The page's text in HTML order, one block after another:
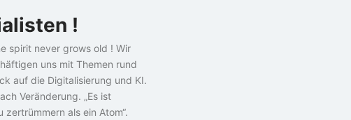
!
spirit never grows old ! Wir
uns mit Themen rund
auf die Digitalisierung und KI.
Veränderung. „Es ist
als ein Atom“.